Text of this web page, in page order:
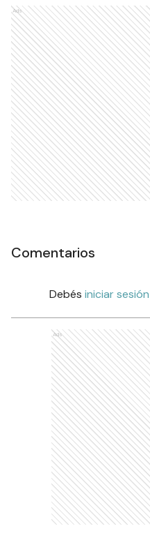
Ads
Comentarios
Debés iniciar sesión
Ads